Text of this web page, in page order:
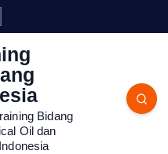
Bidang
Oil dan